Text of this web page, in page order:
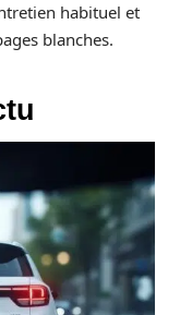
habituel et
blanches.